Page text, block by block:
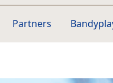
Partners